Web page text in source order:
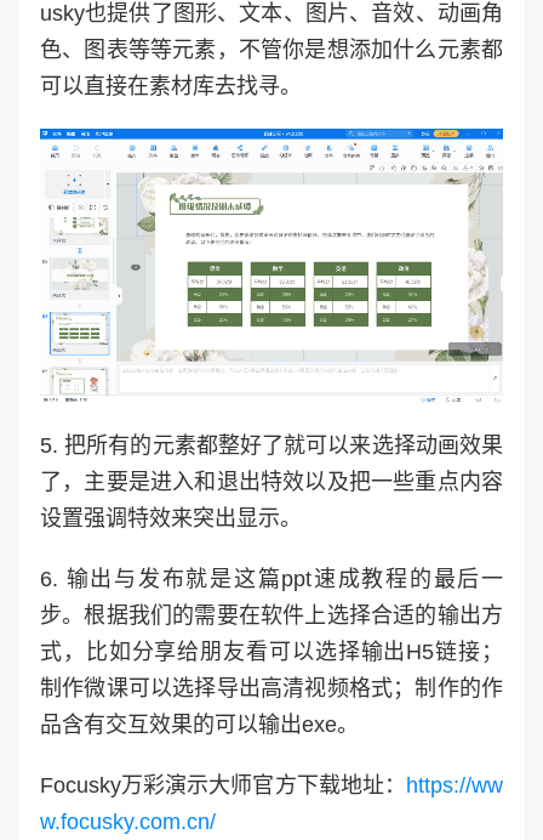
usky也提供了图形、文本、图片、音效、动画角
色、图表等等元素，不管你是想添加什么元素都
可以直接在素材库去找寻。
5. 把所有的元素都整好了就可以来选择动画效果
了，主要是进入和退出特效以及把一些重点内容
设置强调特效来突出显示。
6. 输出与发布就是这篇ppt速成教程的最后一
步。根据我们的需要在软件上选择合适的输出方
式，比如分享给朋友看可以选择输出H5链接；
制作微课可以选择导出高清视频格式；制作的作
品含有交互效果的可以输出exe。
Focusky万彩演示大师官方下载地址： https://ww
w.focusky.com.cn/